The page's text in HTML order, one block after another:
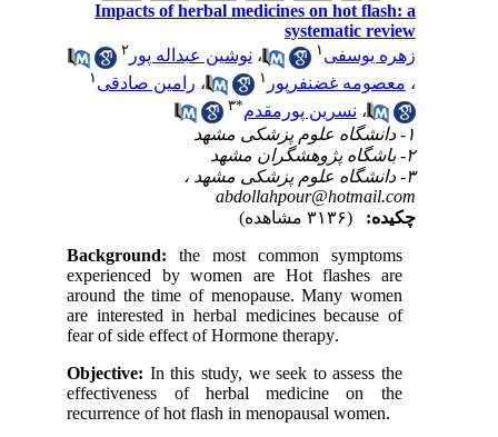
Impacts of herbal medicines on hot flash: a
systematic review
زهره یوسفی ۱ ،نوشین عبداله پور
معصومه غضنفرپور ،رامین صادقی ۱
،نسرین پورمقدم*
abdollahpour@hotmail.com
چکیده:
(۳۱۳۶ مشاهده)
Background:the most common symptoms
experienced by women are Hot flashes are
around the time of menopause. Many women
are interested in herbal medicines because of
fear of side effect of Hormone therapy
Objective:In this study, we seek to assess the
effectiveness of herbal medicine on the
recurrence of hot flash in menopausal women.